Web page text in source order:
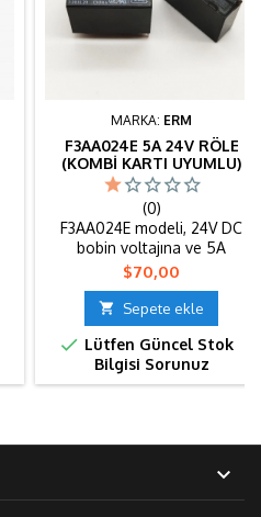
MARKA: ERM
F3AA024E 5A 24V RÖLE
(KOMBI KARTI UYUMLU)
(100ADET)
(0)
F3AA024E modeli, 24V DC
bobin voltajına ve 5A
anahtarlama kapasitesine
sahip, genellikle kombi
kartları üzerinde kullanılan bir
elektromekanik röledir.
Kompakt yapısı sayesinde
kombi kart tamiratlarında
sıklıkla tercih edilir. Açma-
motoru veya pompa
görev alabilir. Tamir, bakım...
Fiyat
$70,00
 Sepete ekle
 Lütfen Güncel Stok
Bilgisi Sorunuz
